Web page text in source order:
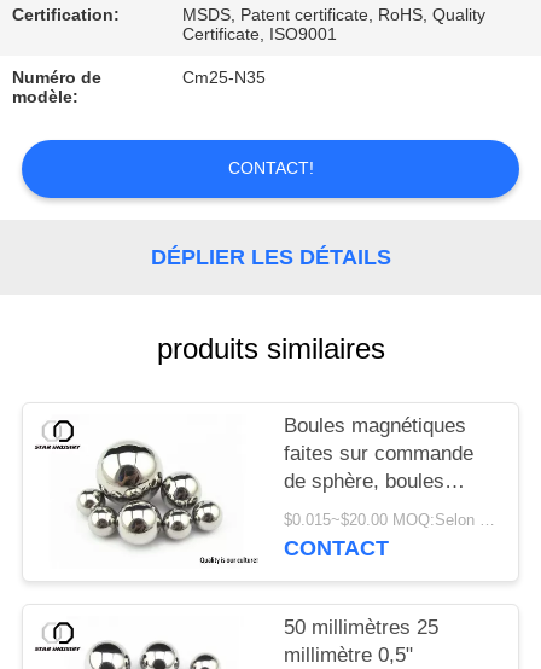
NOUS
NOUVELLES
Certification:
MSDS, Patent certificate, RoHS, Quality
Certificate, ISO9001
Numéro de
modèle:
Cm25-N35
CONTACT!
DÉPLIER LES DÉTAILS
produits similaires
Boules magnétiques
faites sur commande
de sphère, boules
permanentes d'aimant
de néodyme
$0.015~$20.00 MOQ:Selon le diamètre de sphère, finissez enduit et l'emballage
CONTACT
50 millimètres 25
millimètre 0,5"